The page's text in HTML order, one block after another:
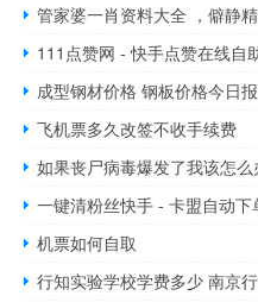
管家婆一肖资料大全 ，僻静
成型钢材价格 钢板价格今日
飞机票多久改签不收手续费
如果丧尸病毒爆发了我该怎
一键清粉丝快手 - 卡盟自动下
机票如何自取
行知实验学校学费多少 南京